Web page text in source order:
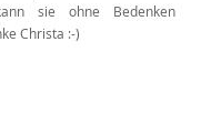
sie ohne Bedenken
Christa :-)